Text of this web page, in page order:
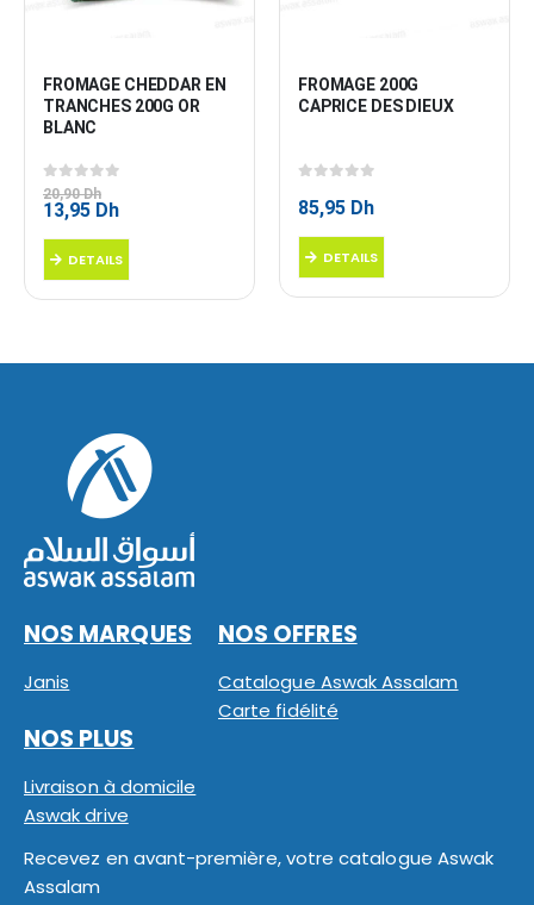
FROMAGE CHEDDAR EN
TRANCHES 200G OR
BLANC
0sur 5
20,90Dh
Le
était :
20,90 Dh.
13,95 DhLe
est :
13,95 Dh.
DETAILS
FROMAGE 200G
CAPRICE DES DIEUX
85,95 Dh
DETAILS
NOS MARQUES
Janis
NOS OFFRES
Catalogue Aswak Assalam
Carte fidélité
NOS PLUS
Livraison à domicile
Aswak drive
Recevez en avant-première, votre catalogue Aswak
Assalam